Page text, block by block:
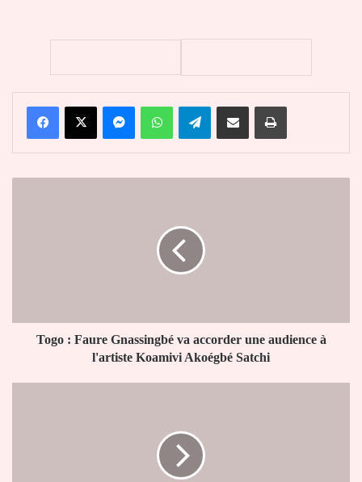
FacebookX MessengerWhatsAppTelegramPartager par email Imprimer
à
l'artisteTogo : Faure Gnassingbé va accorder une audience à
l'artiste Koamivi Akoégbé Satchi